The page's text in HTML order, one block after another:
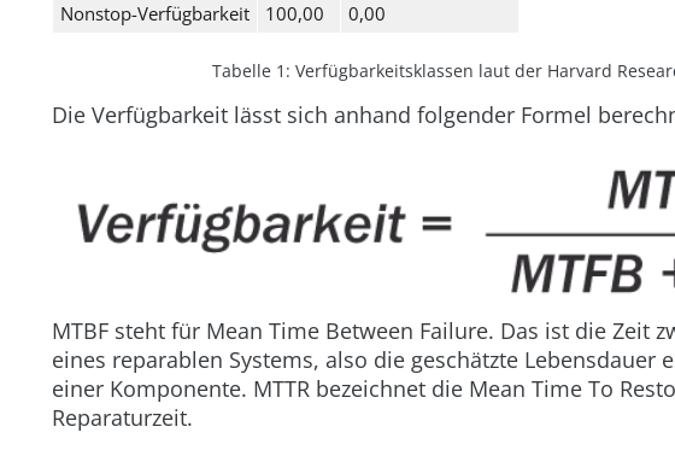
Nonstop-Verfügbarkeit
100,00 0,00
Tabelle 1: Verfügbarkeitsklassen laut der Harvard
Die Verfügbarkeit lässt sich anhand folgender Formel
MTBF steht für Mean Time Between Failure. Das ist die Zeit
eines reparablen Systems, also die geschätzte Lebensdauer
einer Komponente. MTTR bezeichnet die Mean Time To
Reparaturzeit.